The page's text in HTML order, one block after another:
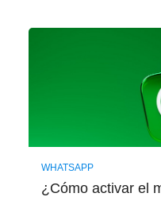
WHATSAPP
¿Cómo activar el